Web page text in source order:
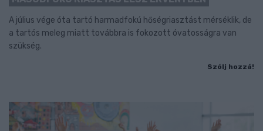
A július vége óta tartó harmadfokú hőségriasztást mérséklik, de
a tartós meleg miatt továbbra is fokozott óvatosságra van
szükség.
Szólj hozzá!